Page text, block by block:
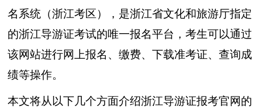
名系统（浙江考区），是浙江省文化和旅游厅指定
的浙江导游证考试的唯一报名平台，考生可以通过
该网站进行网上报名、缴费、下载准考证、查询成
绩等操作。
本文将从以下几个方面介绍浙江导游证报考官网的